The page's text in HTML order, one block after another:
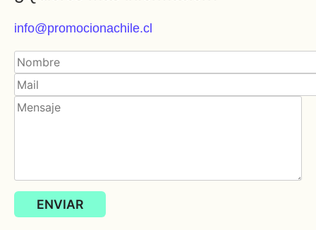
info@promocionachile.cl